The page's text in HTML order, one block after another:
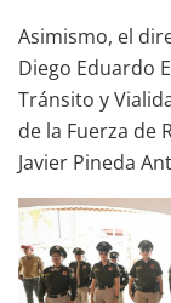
Asimismo, el
Diego Eduardo
Tránsito y
de la Fuerza de
Javier Pineda